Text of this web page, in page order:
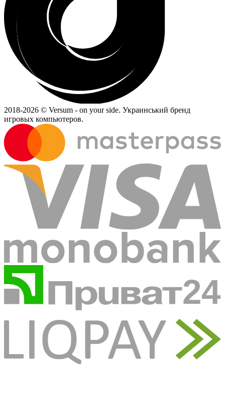
2018-2026 © Versum - on your side. Украинський бренд
игровых компьютеров.